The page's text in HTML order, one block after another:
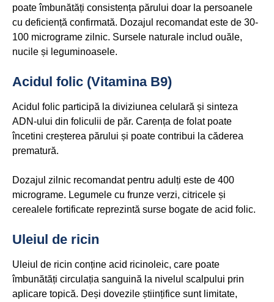
poate îmbunătăți consistența părului doar la persoanele
cu deficiență confirmată. Dozajul recomandat este de 30-
100 micrograme zilnic. Sursele naturale includ ouăle,
nucile și leguminoasele.
Acidul folic (Vitamina B9)
Acidul folic participă la diviziunea celulară și sinteza
ADN-ului din foliculii de păr. Carența de folat poate
încetini creșterea părului și poate contribui la căderea
prematură.
Dozajul zilnic recomandat pentru adulți este de 400
micrograme. Legumele cu frunze verzi, citricele și
cerealele fortificate reprezintă surse bogate de acid folic.
Uleiul de ricin
Uleiul de ricin conține acid ricinoleic, care poate
îmbunătăți circulația sanguină la nivelul scalpului prin
aplicare topică. Deși dovezile științifice sunt limitate,